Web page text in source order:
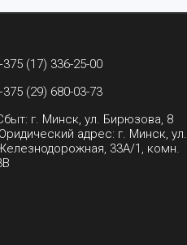
(17) 336-25-00
(29) 680-03-73
г. Минск, ул. Бирюзова, 8
адрес: г. Минск, ул.
33А/1, комн.